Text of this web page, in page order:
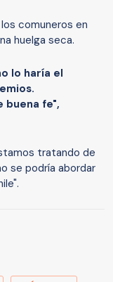
comuneros en
huelga seca.
lo haría el
buena fe",
tratando de
se podría abordar